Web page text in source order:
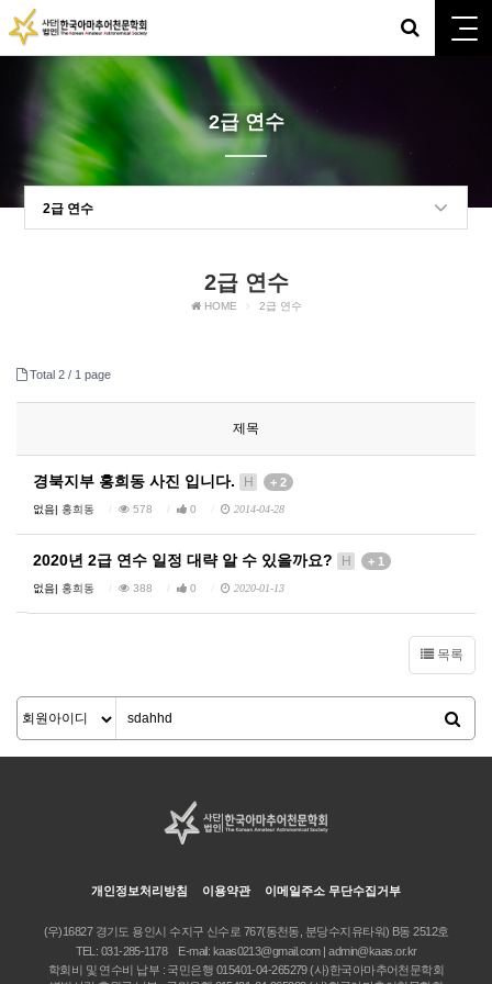
2급 연수
2급 연수
2급 연수
HOME 2급 연수
Total 2 / 1 page
제목
경북지부 홍희동 사진 입니다. H + 2
없음| 홍희동 578 0 2014-04-28
2020년 2급 연수 일정 대략 알 수 있을까요? H + 1
없음| 홍희동 388 0 2020-01-13
목록
개인정보처리방침 이용약관 이메일주소 무단수집거부
(우)16827 경기도 용인시 수지구 신수로 767(동천동, 분당수지유타워) B동 2512호
TEL: 031-285-1178 E-mail: kaas0213@gmail.com | admin@kaas.or.kr
학회비 및 연수비 납부 : 국민은행 015401-04-265279 (사)한국아마추어천문학회